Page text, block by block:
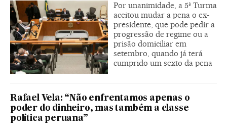
Por unanimidade, a 5ª Turma
aceitou mudar a pena o ex-
presidente, que pode pedir a
progressão de regime ou a
prisão domiciliar em
setembro, quando já terá
cumprido um sexto da pena
Rafael Vela: “Não enfrentamos apenas o
poder do dinheiro, mas também a classe
política peruana”